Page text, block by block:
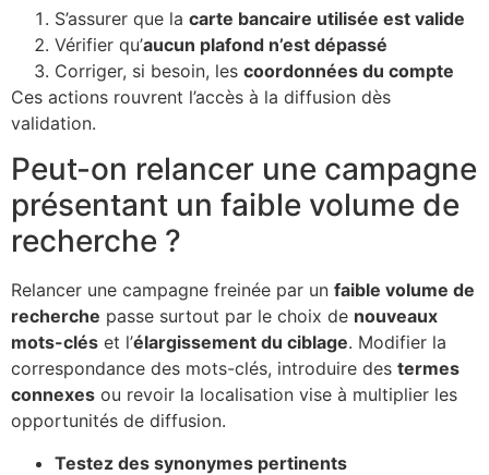
S’assurer que la carte bancaire utilisée est valide
Vérifier qu’aucun plafond n’est dépassé
Corriger, si besoin, les coordonnées du compte
Ces actions rouvrent l’accès à la diffusion dès
validation.
Peut-on relancer une campagne
présentant un faible volume de
recherche ?
Relancer une campagne freinée par un faible volume de
recherche passe surtout par le choix de nouveaux
mots-clés et l’élargissement du ciblage. Modifier la
correspondance des mots-clés, introduire des termes
connexes ou revoir la localisation vise à multiplier les
opportunités de diffusion.
Testez des synonymes pertinents